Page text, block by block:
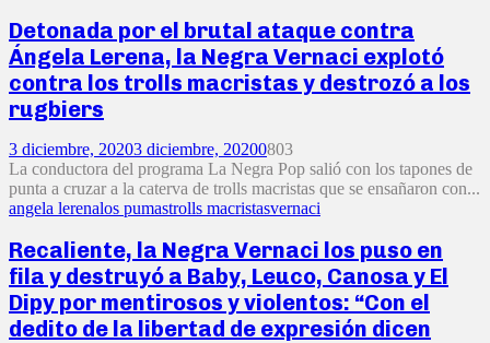
Detonada por el brutal ataque contra
Ángela Lerena, la Negra Vernaci explotó
contra los trolls macristas y destrozó a los
rugbiers
3 diciembre, 20203 diciembre, 20200803
La conductora del programa La Negra Pop salió con los tapones de
punta a cruzar a la caterva de trolls macristas que se ensañaron con...
angela lerenalos pumastrolls macristasvernaci
Recaliente, la Negra Vernaci los puso en
fila y destruyó a Baby, Leuco, Canosa y El
Dipy por mentirosos y violentos: “Con el
dedito de la libertad de expresión dicen